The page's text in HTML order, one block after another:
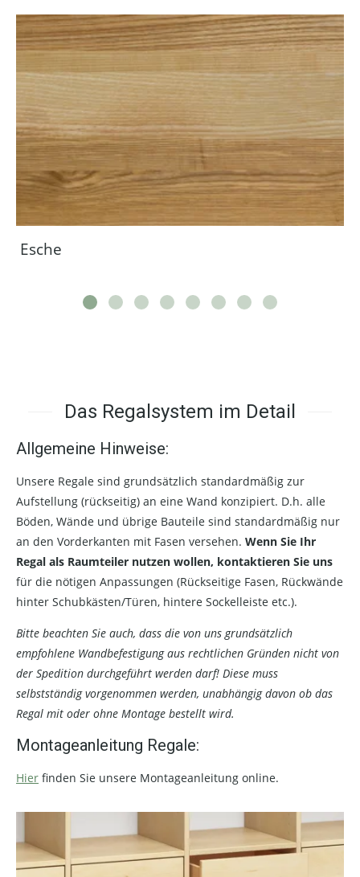
Esche
Das Regalsystem im Detail
Allgemeine Hinweise:
Unsere Regale sind grundsätzlich standardmäßig zur
Aufstellung (rückseitig) an eine Wand konzipiert. D.h. alle
Böden, Wände und übrige Bauteile sind standardmäßig nur
an den Vorderkanten mit Fasen versehen. Wenn Sie Ihr
Regal als Raumteiler nutzen wollen, kontaktieren Sie uns
für die nötigen Anpassungen (Rückseitige Fasen, Rückwände
hinter Schubkästen/Türen, hintere Sockelleiste etc.).
Bitte beachten Sie auch, dass die von uns grundsätzlich
empfohlene Wandbefestigung aus rechtlichen Gründen nicht von
der Spedition durchgeführt werden darf! Diese muss
selbstständig vorgenommen werden, unabhängig davon ob das
Regal mit oder ohne Montage bestellt wird.
Montageanleitung Regale:
Hier finden Sie unsere Montageanleitung online.